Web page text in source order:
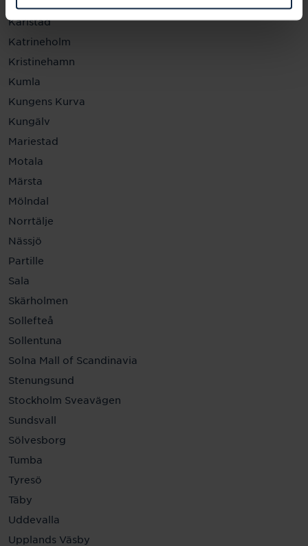
Karlstad
Katrineholm
Kristinehamn
Kumla
Kungens Kurva
Kungälv
Mariestad
Motala
Märsta
Mölndal
Norrtälje
Nässjö
Partille
Sala
Skärholmen
Sollefteå
Sollentuna
Solna Mall of Scandinavia
Stenungsund
Stockholm Sveavägen
Sundsvall
Sölvesborg
Tumba
Tyresö
Täby
Uddevalla
Upplands Väsby